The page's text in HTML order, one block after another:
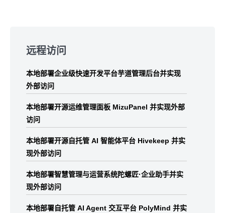
footer
远程访问
本地部署企业级快速开发平台芋道管理后台并实现
外部访问
本地部署开源运维管理面板 MizuPanel 并实现外部
访问
本地部署开源自托管 AI 智能体平台 Hivekeep 并实
现外部访问
本地部署智慧管理与运营系统陀螺匠·企业助手并实
现外部访问
本地部署自托管 AI Agent 交互平台 PolyMind 并实